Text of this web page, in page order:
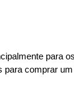
para
para comprar